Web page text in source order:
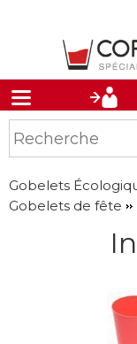
Gobelets
Gobelets de fête